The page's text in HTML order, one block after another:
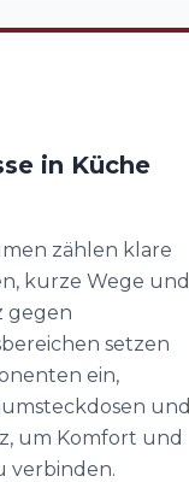
in Küche
zählen klare
kurze Wege und
gegen
setzen
ein,
und
um Komfort und
verbinden.